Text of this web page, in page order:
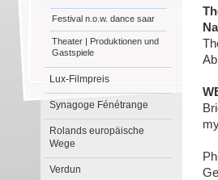
Festival n.o.w. dance saar
Theater | Produktionen und
Gastspiele
Lux-Filmpreis
Synagoge Fénétrange
Rolands europäische
Wege
Verdun